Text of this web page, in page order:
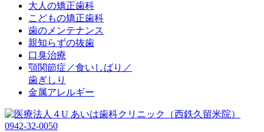
大人の矯正歯科
こどもの矯正歯科
歯のメンテナンス
親知らずの抜歯
口臭治療
顎関節症／食いしばり／
歯ぎしり
金属アレルギー
0942-32-0050